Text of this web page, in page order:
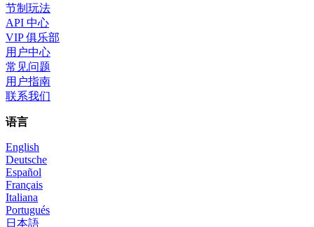
节制玩法
API 中心
VIP 俱乐部
用户中心
常见问题
用户指南
联系我们
语言
English
Deutsche
Español
Français
Italiana
Portugués
日本語